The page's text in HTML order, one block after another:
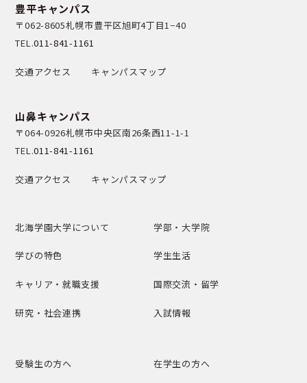
豊平キャンパス
〒062-8605札幌市豊平区旭町4丁目1−40
TEL.011-841-1161
交通アクセス キャンパスマップ
山鼻キャンパス
〒064-0926札幌市中央区南26条西11-1-1
TEL.011-841-1161
交通アクセス キャンパスマップ
北海学園大学について 学部・大学院
学びの特色 学生生活
キャリア・就職支援 国際交流・留学
研究・社会連携 入試情報
受験生の方へ 在学生の方へ